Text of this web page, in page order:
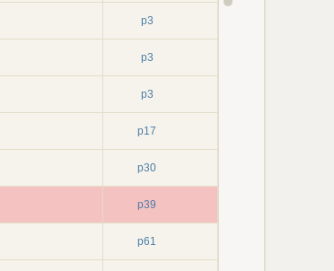
p3
p3
p3
p17
p30
p39
p61